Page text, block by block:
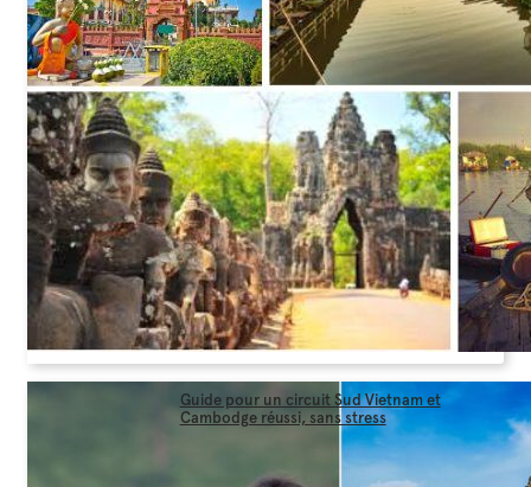
Guide pour un circuit Sud Vietnam et
Cambodge réussi, sans stress